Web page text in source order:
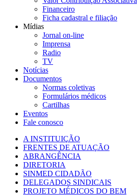
Financeiro
Ficha cadastral e filiação
Mídias
Jornal on-line
Imprensa
Radio
TV
Notícias
Documentos
Normas coletivas
Formulários médicos
Cartilhas
Eventos
Fale conosco
A INSTITUIÇÃO
FRENTES DE ATUAÇÃO
ABRANGÊNCIA
DIRETORIA
SINMED CIDADÃO
DELEGADOS SINDICAIS
PROJETO MÉDICOS DO BEM